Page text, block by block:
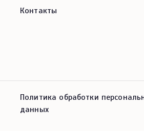
Контакты
Политика обработки
данных